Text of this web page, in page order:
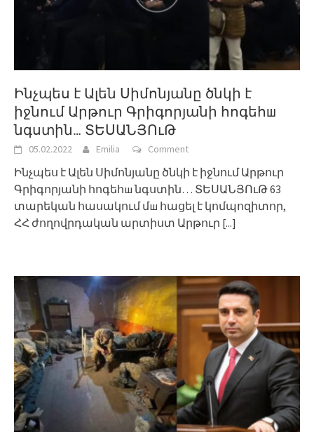
Ինչպես է Ալեն Սիմոնյանը ծնկի է
իջնում Արթուր Գրիգորյանի հոգեհш
նգստին… ՏԵՍԱՆՅՈւԹ
05.02.2022 Emilia Comment
Ինչպես է Ալեն Սիմոնյանը ծնկի է իջնում Արթուր
Գրիգորյանի հոգեհш նգստին… ՏԵՍԱՆՅՈւԹ 63
տարեկան հասակում մш հացել է կոմպոզիտոր,
ՀՀ ժողովրդական արտիստ Արթուր [...]